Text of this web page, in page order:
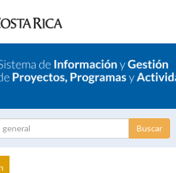
Investigador